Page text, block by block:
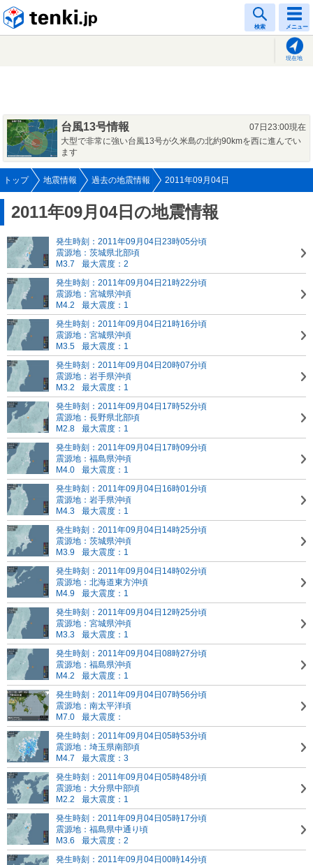
検索 メニュー
現在地
台風13号情報
07日23:00現在
大型で非常に強い台風13号が久米島の北約90kmを西に進んでい
ます
トップ 地震情報 過去の地震情報 2011年09月04日
2011年09月04日の地震情報
発生時刻：2011年09月04日23時05分頃
震源地：茨城県北部頃
M3.7
最大震度：2
発生時刻：2011年09月04日21時22分頃
震源地：宮城県沖頃
M4.2
最大震度：1
発生時刻：2011年09月04日21時16分頃
震源地：宮城県沖頃
M3.5
最大震度：1
発生時刻：2011年09月04日20時07分頃
震源地：岩手県沖頃
M3.2
最大震度：1
発生時刻：2011年09月04日17時52分頃
震源地：長野県北部頃
M2.8
最大震度：1
発生時刻：2011年09月04日17時09分頃
震源地：福島県沖頃
M4.0
最大震度：1
発生時刻：2011年09月04日16時01分頃
震源地：岩手県沖頃
M4.3
最大震度：1
発生時刻：2011年09月04日14時25分頃
震源地：茨城県沖頃
M3.9
最大震度：1
発生時刻：2011年09月04日14時02分頃
震源地：北海道東方沖頃
M4.9
最大震度：1
発生時刻：2011年09月04日12時25分頃
震源地：宮城県沖頃
M3.3
最大震度：1
発生時刻：2011年09月04日08時27分頃
震源地：福島県沖頃
M4.2
最大震度：1
発生時刻：2011年09月04日07時56分頃
震源地：南太平洋頃
M7.0
最大震度：
発生時刻：2011年09月04日05時53分頃
震源地：埼玉県南部頃
M4.7
最大震度：3
発生時刻：2011年09月04日05時48分頃
震源地：大分県中部頃
M2.2
最大震度：1
発生時刻：2011年09月04日05時17分頃
震源地：福島県中通り頃
M3.6
最大震度：2
発生時刻：2011年09月04日00時14分頃